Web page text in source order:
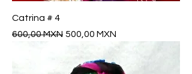
Catrina # 4
Precio
600,00 MXN Precio de oferta
500,00 MXN